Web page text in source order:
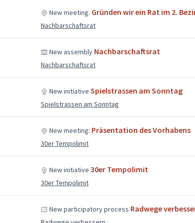
New meeting: Gründen wir ein Rat im 2.
Nachbarschaftsrat
New assembly Nachbarschaftsrat
Nachbarschaftsrat
New initiative Spielstrassen am Sonntag
Spielstrassen am Sonntag
New meeting: Präsentation des Vorhabens
30er Tempolimit
New initiative 30er Tempolimit
30er Tempolimit
New participatory process Radwege